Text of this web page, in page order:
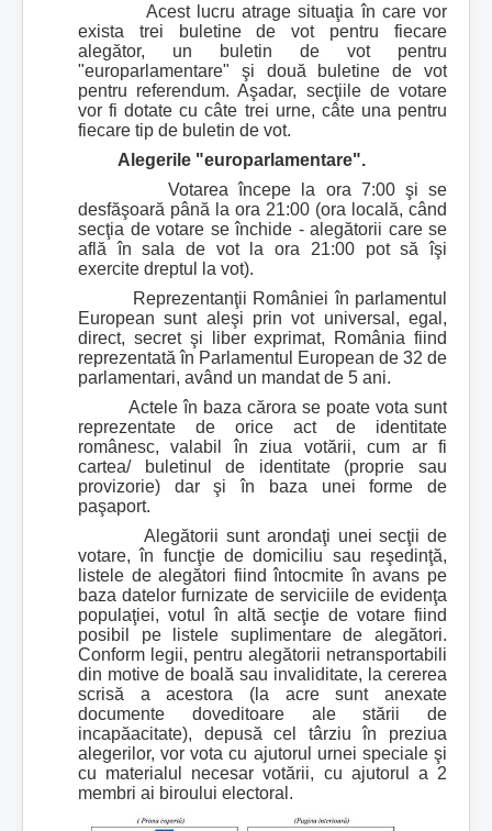
Acest lucru atrage situaţia în care vor
exista trei buletine de vot pentru fiecare
alegător, un buletin de vot pentru
"europarlamentare" şi două buletine de vot
pentru referendum. Aşadar, secţiile de votare
vor fi dotate cu câte trei urne, câte una pentru
fiecare tip de buletin de vot.
Alegerile "europarlamentare".
Votarea începe la ora 7:00 şi se
desfăşoară până la ora 21:00 (ora locală, când
secţia de votare se închide - alegătorii care se
află în sala de vot la ora 21:00 pot să îşi
exercite dreptul la vot).
Reprezentanţii României în parlamentul
European sunt aleşi prin vot universal, egal,
direct, secret şi liber exprimat, România fiind
reprezentată în Parlamentul European de 32 de
parlamentari, având un mandat de 5 ani.
Actele în baza cărora se poate vota sunt
reprezentate de orice act de identitate
românesc, valabil în ziua votării, cum ar fi
cartea/ buletinul de identitate (proprie sau
provizorie) dar şi în baza unei forme de
paşaport.
Alegătorii sunt arondaţi unei secţii de
votare, în funcţie de domiciliu sau reşedinţă,
listele de alegători fiind întocmite în avans pe
baza datelor furnizate de serviciile de evidenţa
populaţiei, votul în altă secţie de votare fiind
posibil pe listele suplimentare de alegători.
Conform legii, pentru alegătorii netransportabili
din motive de boală sau invaliditate, la cererea
scrisă a acestora (la acre sunt anexate
documente doveditoare ale stării de
incapăacitate), depusă cel târziu în preziua
alegerilor, vor vota cu ajutorul urnei speciale şi
cu materialul necesar votării, cu ajutorul a 2
membri ai biroului electoral.